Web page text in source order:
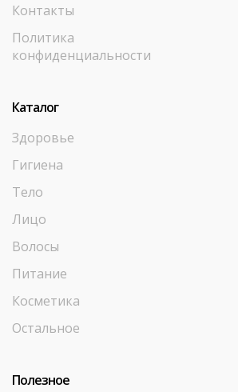
Контакты
Политика
конфиденциальности
Каталог
Здоровье
Гигиена
Тело
Лицо
Волосы
Питание
Косметика
Остальное
Полезное